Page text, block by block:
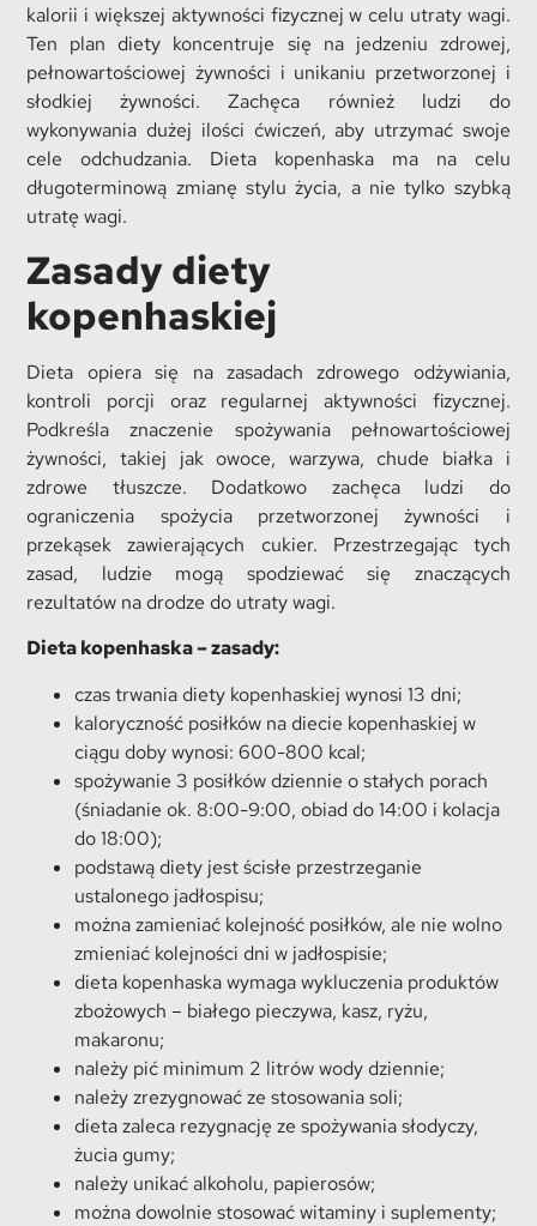
kalorii i większej aktywności fizycznej w celu utraty wagi.
Ten plan diety koncentruje się na jedzeniu zdrowej,
pełnowartościowej żywności i unikaniu przetworzonej i
słodkiej żywności. Zachęca również ludzi do
wykonywania dużej ilości ćwiczeń, aby utrzymać swoje
cele odchudzania. Dieta kopenhaska ma na celu
długoterminową zmianę stylu życia, a nie tylko szybką
utratę wagi.
Zasady diety
kopenhaskiej
Dieta opiera się na zasadach zdrowego odżywiania,
kontroli porcji oraz regularnej aktywności fizycznej.
Podkreśla znaczenie spożywania pełnowartościowej
żywności, takiej jak owoce, warzywa, chude białka i
zdrowe tłuszcze. Dodatkowo zachęca ludzi do
ograniczenia spożycia przetworzonej żywności i
przekąsek zawierających cukier. Przestrzegając tych
zasad, ludzie mogą spodziewać się znaczących
rezultatów na drodze do utraty wagi.
Dieta kopenhaska – zasady:
czas trwania diety kopenhaskiej wynosi 13 dni;
kaloryczność posiłków na diecie kopenhaskiej w
ciągu doby wynosi: 600-800 kcal;
spożywanie 3 posiłków dziennie o stałych porach
(śniadanie ok. 8:00-9:00, obiad do 14:00 i kolacja
do 18:00);
podstawą diety jest ścisłe przestrzeganie
ustalonego jadłospisu;
można zamieniać kolejność posiłków, ale nie wolno
zmieniać kolejności dni w jadłospisie;
dieta kopenhaska wymaga wykluczenia produktów
zbożowych – białego pieczywa, kasz, ryżu,
makaronu;
należy pić minimum 2 litrów wody dziennie;
należy zrezygnować ze stosowania soli;
dieta zaleca rezygnację ze spożywania słodyczy,
żucia gumy;
należy unikać alkoholu, papierosów;
można dowolnie stosować witaminy i suplementy;